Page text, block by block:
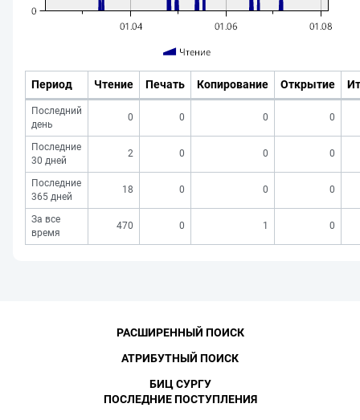
Период Чтение Печать Копирование Открытие
Последний
день
0 0 0 0
Последние
30 дней
2 0 0 0
Последние
365 дней
18 0 0 0
За все
время
470 0 1 0
РАСШИРЕННЫЙ ПОИСК
АТРИБУТНЫЙ ПОИСК
БИЦ СУРГУ
ПОСЛЕДНИЕ ПОСТУПЛЕНИЯ